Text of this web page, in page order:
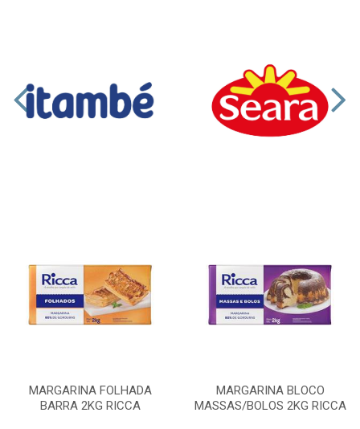
MARGARINA FOLHADA
BARRA 2KG RICCA
MARGARINA BLOCO
MASSAS/BOLOS 2KG RICCA